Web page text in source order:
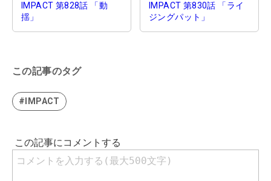
IMPACT 第828話 「動
揺」
IMPACT 第830話 「ライ
ジングパット」
この記事のタグ
#IMPACT